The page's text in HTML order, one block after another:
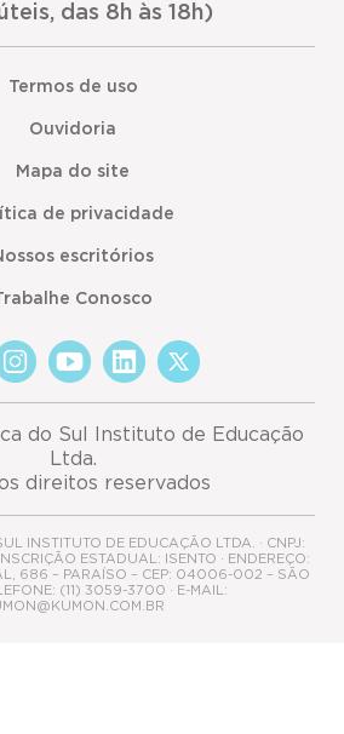
das 8h às 18h)
Termos de uso
Ouvidoria
Mapa do site
de privacidade
escritórios
Conosco
do Sul Instituto de Educação
Ltda.
os direitos reservados
INSTITUTO DE EDUCAÇÃO LTDA. · CNPJ:
ESTADUAL: ISENTO · ENDEREÇO:
686 – PARAÍSO – CEP: 04006-002 – SÃO
(11) 3059-3700 · E-MAIL: